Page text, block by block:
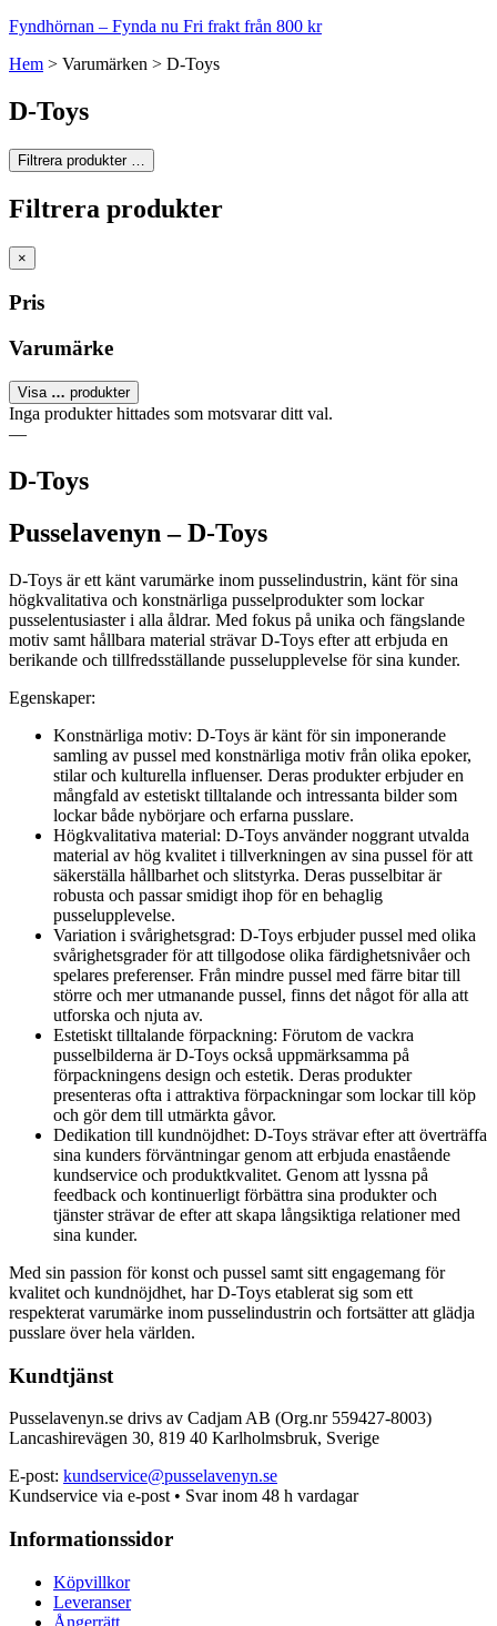
Fyndhörnan – Fynda nu Fri frakt från 800 kr
Hem > Varumärken > D-Toys
D-Toys
Filtrera produkter …
Filtrera produkter
×
Pris
Varumärke
Visa … produkter
Inga produkter hittades som motsvarar ditt val.
—
D-Toys
Pusselavenyn – D-Toys
D-Toys är ett känt varumärke inom pusselindustrin, känt för sina
högkvalitativa och konstnärliga pusselprodukter som lockar
pusselentusiaster i alla åldrar. Med fokus på unika och fängslande
motiv samt hållbara material strävar D-Toys efter att erbjuda en
berikande och tillfredsställande pusselupplevelse för sina kunder.
Egenskaper:
Konstnärliga motiv: D-Toys är känt för sin imponerande
samling av pussel med konstnärliga motiv från olika epoker,
stilar och kulturella influenser. Deras produkter erbjuder en
mångfald av estetiskt tilltalande och intressanta bilder som
lockar både nybörjare och erfarna pusslare.
Högkvalitativa material: D-Toys använder noggrant utvalda
material av hög kvalitet i tillverkningen av sina pussel för att
säkerställa hållbarhet och slitstyrka. Deras pusselbitar är
robusta och passar smidigt ihop för en behaglig
pusselupplevelse.
Variation i svårighetsgrad: D-Toys erbjuder pussel med olika
svårighetsgrader för att tillgodose olika färdighetsnivåer och
spelares preferenser. Från mindre pussel med färre bitar till
större och mer utmanande pussel, finns det något för alla att
utforska och njuta av.
Estetiskt tilltalande förpackning: Förutom de vackra
pusselbilderna är D-Toys också uppmärksamma på
förpackningens design och estetik. Deras produkter
presenteras ofta i attraktiva förpackningar som lockar till köp
och gör dem till utmärkta gåvor.
Dedikation till kundnöjdhet: D-Toys strävar efter att överträffa
sina kunders förväntningar genom att erbjuda enastående
kundservice och produktkvalitet. Genom att lyssna på
feedback och kontinuerligt förbättra sina produkter och
tjänster strävar de efter att skapa långsiktiga relationer med
sina kunder.
Med sin passion för konst och pussel samt sitt engagemang för
kvalitet och kundnöjdhet, har D-Toys etablerat sig som ett
respekterat varumärke inom pusselindustrin och fortsätter att glädja
pusslare över hela världen.
Kundtjänst
Pusselavenyn.se drivs av Cadjam AB (Org.nr 559427-8003)
Lancashirevägen 30, 819 40 Karlholmsbruk, Sverige
E-post: kundservice@pusselavenyn.se
Kundservice via e-post • Svar inom 48 h vardagar
Informationssidor
Köpvillkor
Leveranser
Ångerrätt